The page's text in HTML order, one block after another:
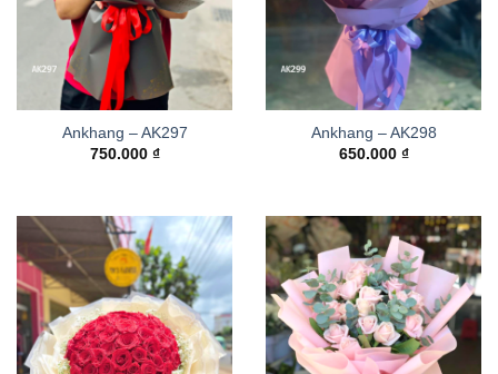
Ankhang – AK297
750.000 ₫
Ankhang – AK298
650.000 ₫